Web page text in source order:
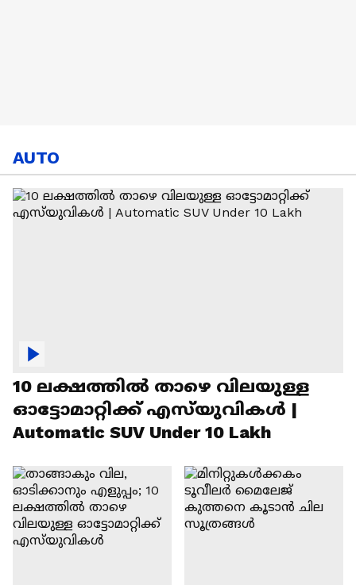
AUTO
10 ലക്ഷത്തിൽ താഴെ വിലയുള്ള
ഓട്ടോമാറ്റിക്ക് എസ്‍യുവികൾ |
Automatic SUV Under 10 Lakh